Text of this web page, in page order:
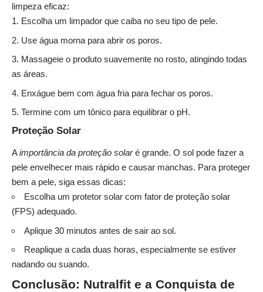
limpeza eficaz:
Escolha um limpador que caiba no seu tipo de pele.
Use água morna para abrir os poros.
Massageie o produto suavemente no rosto, atingindo todas
as áreas.
Enxágue bem com água fria para fechar os poros.
Termine com um tônico para equilibrar o pH.
Proteção Solar
Aimportância da proteção solaré grande. O sol pode fazer a
pele envelhecer mais rápido e causar manchas. Para proteger
bem a pele, siga essas dicas:
Escolha um protetor solar com fator de proteção solar
(FPS) adequado.
Aplique 30 minutos antes de sair ao sol.
Reaplique a cada duas horas, especialmente se estiver
nadando ou suando.
Conclusão: Nutralfit e a Conquista de